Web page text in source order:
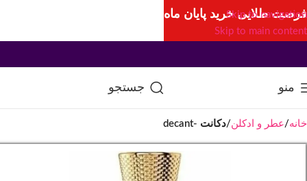
Skip to navigation
Skip to main content
منو جستجو
خانه عطر و ادکلن دکانت -decant
فرصت طلایی خرید پایان ماه